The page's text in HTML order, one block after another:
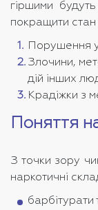
гіршими
покращити
Порушення у
Злочини,
дій інших
Крадіжки з
Поняття
З точки зору
наркотичні
барбітурати